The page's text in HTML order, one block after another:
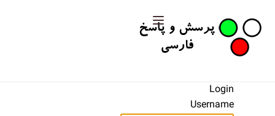
Login
Username